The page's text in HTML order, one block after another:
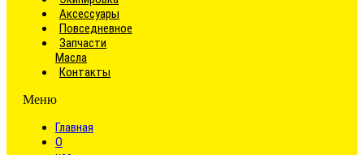
Аксессуары
Повседневное
Запчасти
Масла
Контакты
Меню
Главная
О